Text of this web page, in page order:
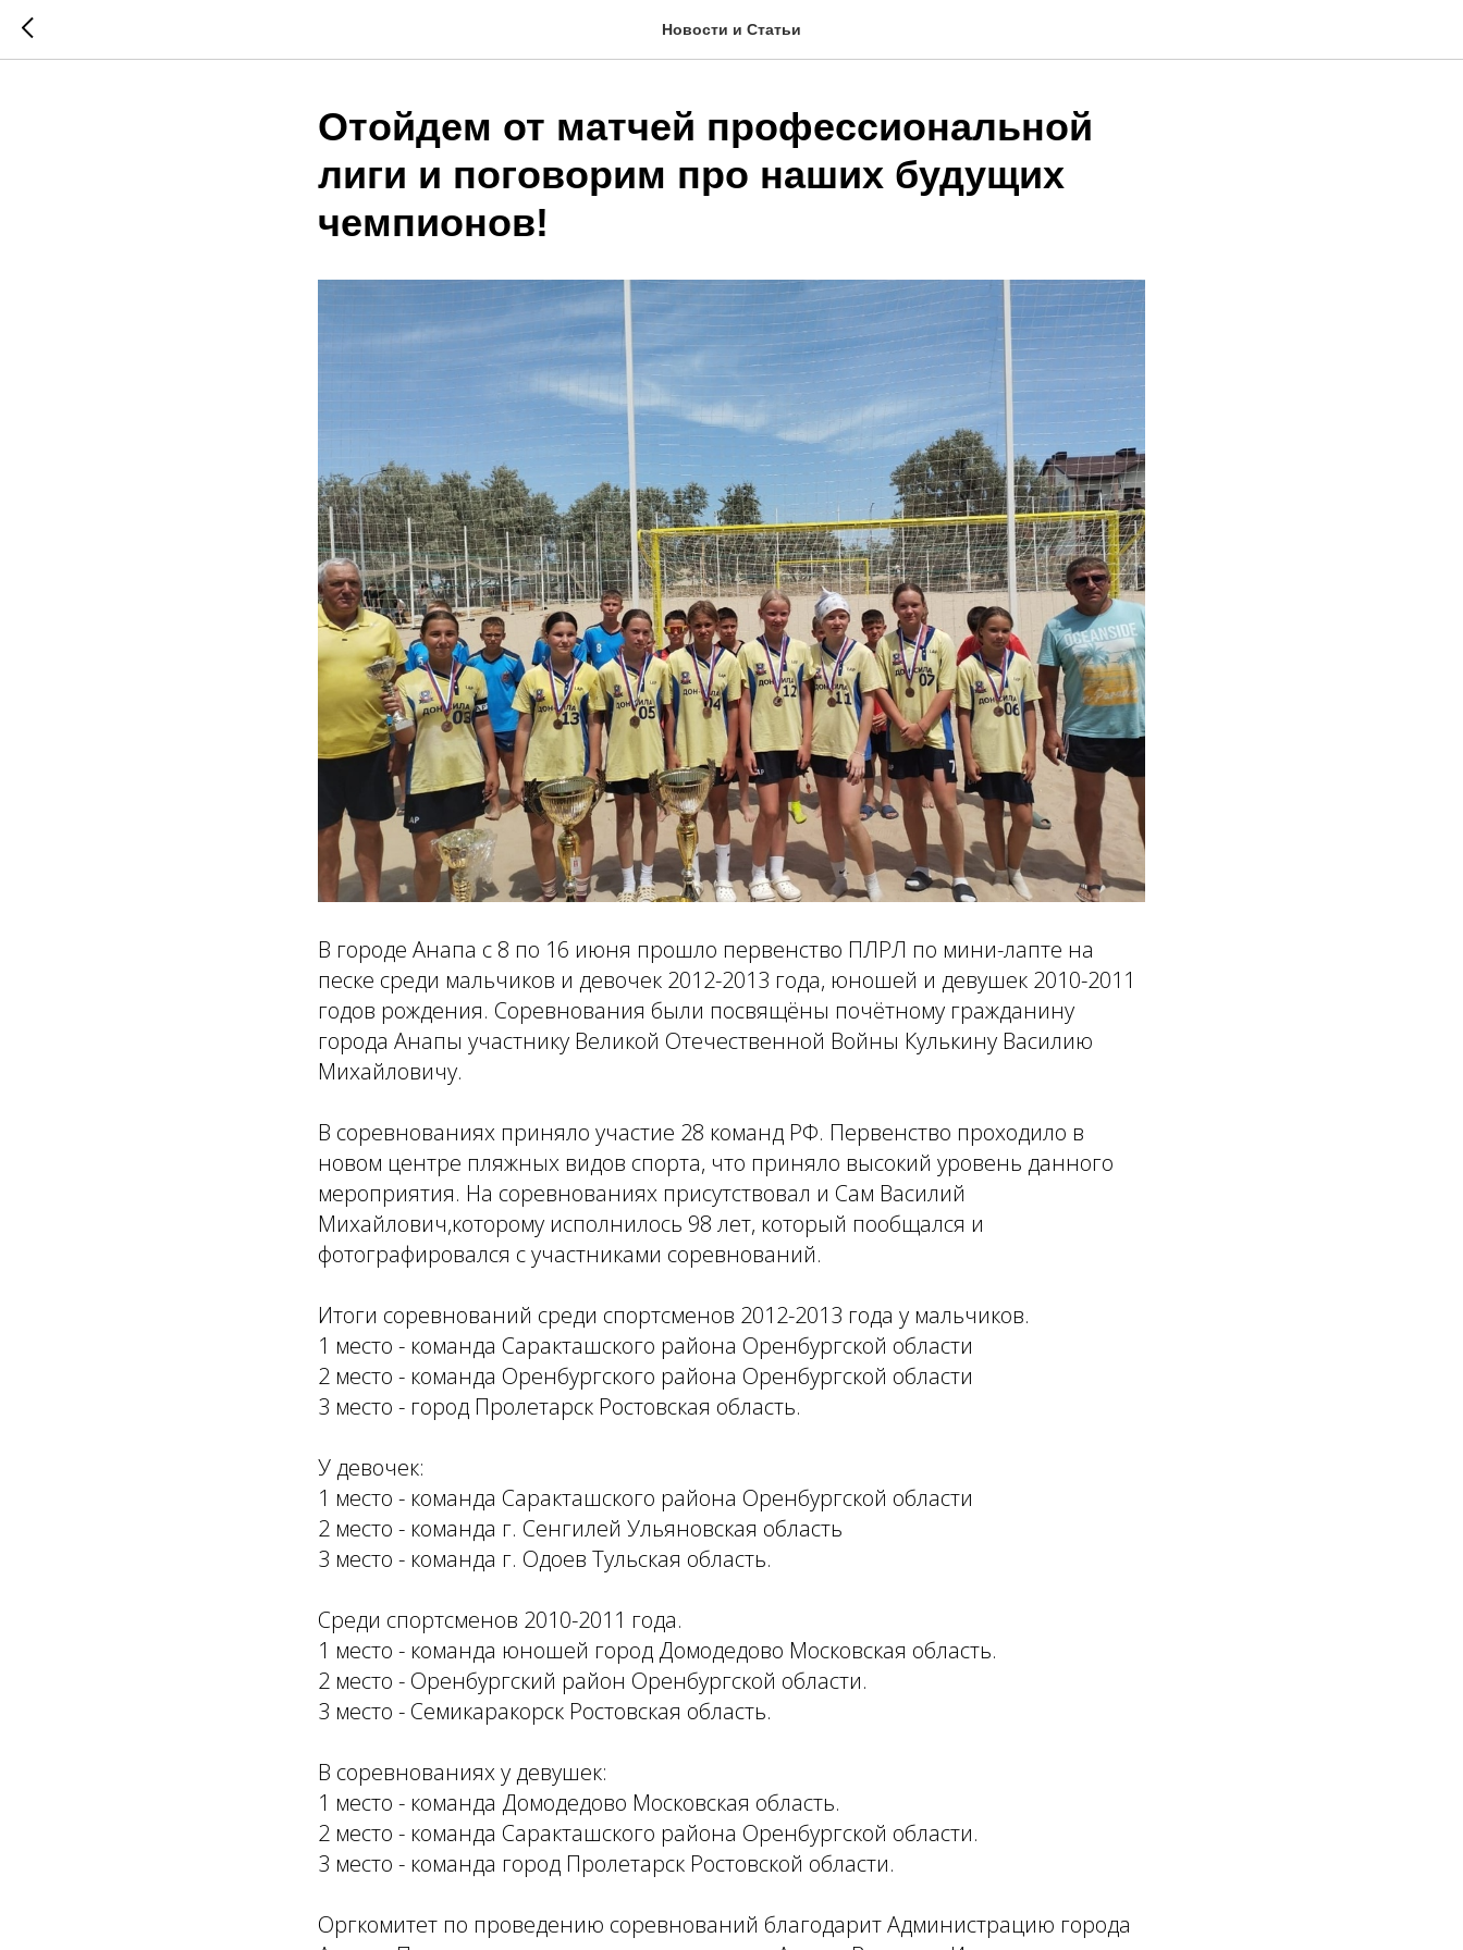
Новости и Статьи
Отойдем от матчей профессиональной
лиги и поговорим про наших будущих
чемпионов!
В городе Анапа с 8 по 16 июня прошло первенство ПЛРЛ по мини-лапте на
песке среди мальчиков и девочек 2012-2013 года, юношей и девушек 2010-2011
годов рождения. Соревнования были посвящёны почётному гражданину
города Анапы участнику Великой Отечественной Войны Кулькину Василию
Михайловичу.
В соревнованиях приняло участие 28 команд РФ. Первенство проходило в
новом центре пляжных видов спорта, что приняло высокий уровень данного
мероприятия. На соревнованиях присутствовал и Сам Василий
Михайлович,которому исполнилось 98 лет, который пообщался и
фотографировался с участниками соревнований.
Итоги соревнований среди спортсменов 2012-2013 года у мальчиков.
1 место - команда Саракташского района Оренбургской области
2 место - команда Оренбургского района Оренбургской области
3 место - город Пролетарск Ростовская область.
У девочек:
1 место - команда Саракташского района Оренбургской области
2 место - команда г. Сенгилей Ульяновская область
3 место - команда г. Одоев Тульская область.
Среди спортсменов 2010-2011 года.
1 место - команда юношей город Домодедово Московская область.
2 место - Оренбургский район Оренбургской области.
3 место - Семикаракорск Ростовская область.
В соревнованиях у девушек:
1 место - команда Домодедово Московская область.
2 место - команда Саракташского района Оренбургской области.
3 место - команда город Пролетарск Ростовской области.
Оргкомитет по проведению соревнований благодарит Администрацию города